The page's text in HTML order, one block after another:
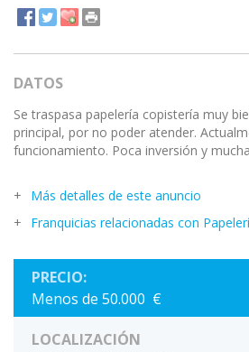
DATOS
Se traspasa papelería copistería muy
principal, por no poder atender.
funcionamiento. Poca inversión y
Más detalles de este anuncio
Franquicias relacionadas con
PRECIO:
Menos de 50.000 €
LOCALIZACIÓN